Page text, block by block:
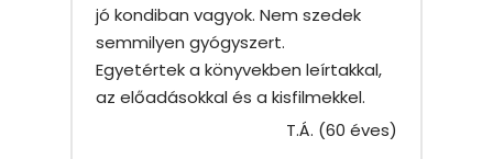
jó kondiban vagyok. Nem szedek
semmilyen gyógyszert.
Egyetértek a könyvekben leírtakkal,
az előadásokkal és a kisfilmekkel.
T.Á. (60 éves)